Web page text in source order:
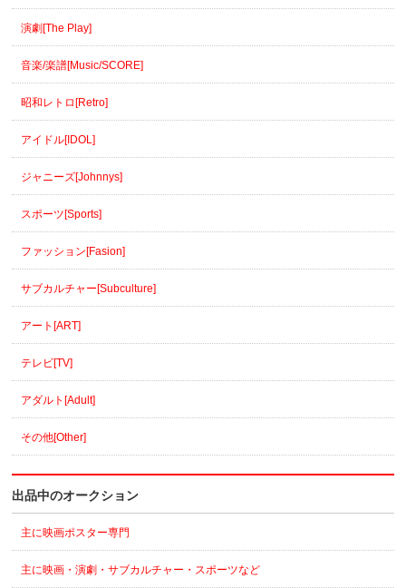
演劇[The Play]
音楽/楽譜[Music/SCORE]
昭和レトロ[Retro]
アイドル[IDOL]
ジャニーズ[Johnnys]
スポーツ[Sports]
ファッション[Fasion]
サブカルチャー[Subculture]
アート[ART]
テレビ[TV]
アダルト[Adult]
その他[Other]
出品中のオークション
主に映画ポスター専門
主に映画・演劇・サブカルチャー・スポーツなど